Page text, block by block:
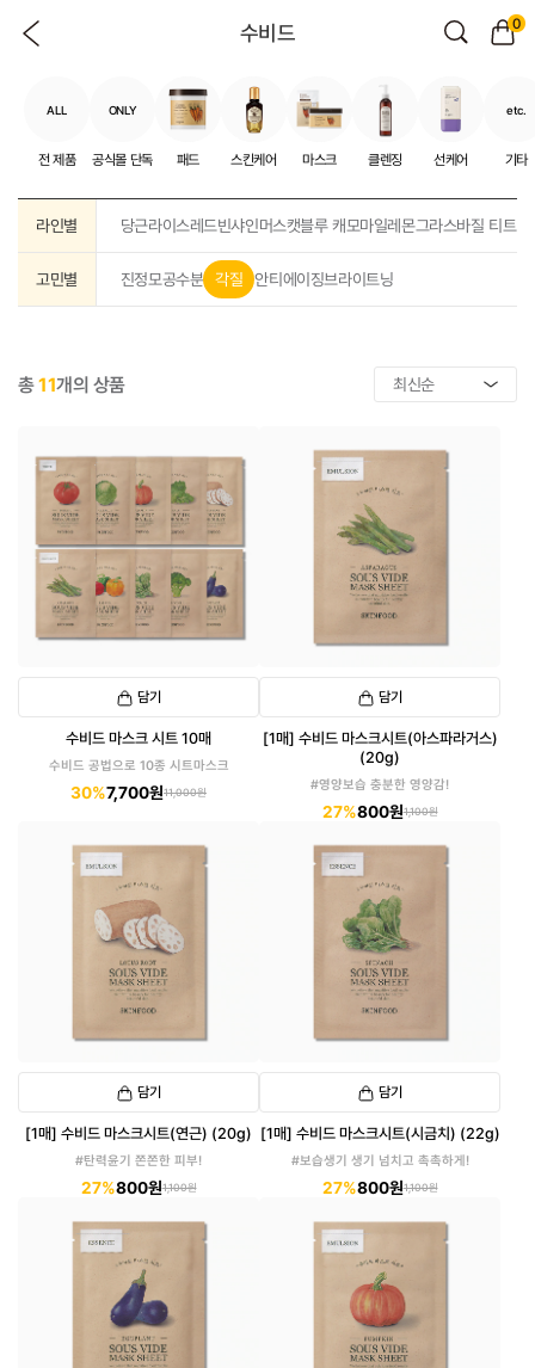
수비드 0
ALL
전 제품
ONLY
공식몰 단독 패드 스킨케어 마스크 클렌징 선케어
etc.
기타
라인별 당근라이스레드빈샤인머스캣블루 캐모마일레몬그라스바질 티트리
고민별 진정모공수분 각질 안티에이징브라이트닝
총11개의 상품
담기
수비드 마스크 시트 10매
수비드 공법으로 10종 시트마스크
30%7,700원11,000원
담기
[1매] 수비드 마스크시트(아스파라거스)
(20g)
#영양보습 충분한 영양감!
27%800원1,100원
담기
[1매] 수비드 마스크시트(연근) (20g)
#탄력윤기 쫀쫀한 피부!
27%800원1,100원
담기
[1매] 수비드 마스크시트(시금치) (22g)
#보습생기 생기 넘치고 촉촉하게!
27%800원1,100원